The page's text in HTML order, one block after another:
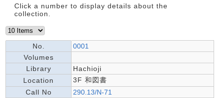
Click a number to display details about the
collection.
No.
0001
Volumes
Library
Hachioji
Location
3F 和図書
Call No
290.13/N-71